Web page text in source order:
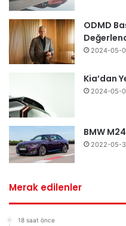
ODMD
2024-05-
Kia’dan
2024-05-
BMW
2022-05-
Merak edilenler
18 saat önce